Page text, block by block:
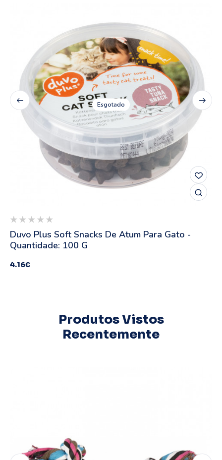
Esgotado
Duvo Plus Soft Snacks De Atum Para Gato -
Quantidade: 100 G
4.16€
Produtos Vistos
Recentemente